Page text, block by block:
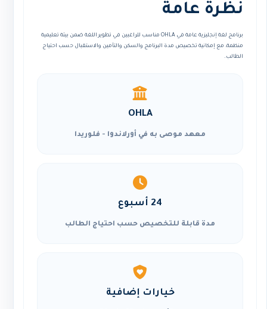
نظرة عامة
برنامج لغة إنجليزية عامة في OHLA مناسب للراغبين في تطوير اللغة ضمن بيئة تعليمية
منظمة، مع إمكانية تخصيص مدة البرنامج والسكن والتأمين والاستقبال حسب احتياج
الطالب.
OHLA
معهد موصى به في أورلاندوا - فلوريدا
24 أسبوع
مدة قابلة للتخصيص حسب احتياج الطالب
خيارات إضافية